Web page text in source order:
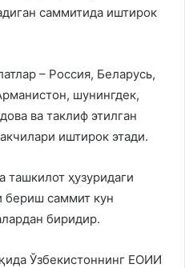
саммитида иштирок
– Россия, Беларусь,
шунингдек,
ва таклиф этилган
иштирок этади.
ташкилот ҳузуридаги
бериш саммит кун
биридир.
Ўзбекистоннинг ЕОИИ